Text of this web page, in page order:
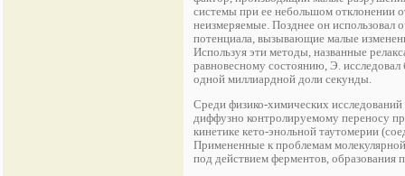
системы при ее небольшом отклонении
неизмеряемые. Позднее он использовал
потенциала, вызывающие малые
Используя эти методы, названные
равновесному состоянию, Э.
одной миллиардной доли секунды.
Среди физико-химических
диффузно контролируемому переносу
кинетике кето-энольной таутомерии
Примененные к проблемам
под действием ферментов, образования